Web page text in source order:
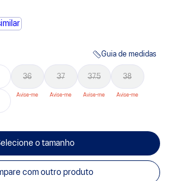
Guia de medidas
36 37 37.5 38
o tamanho
com outro produto